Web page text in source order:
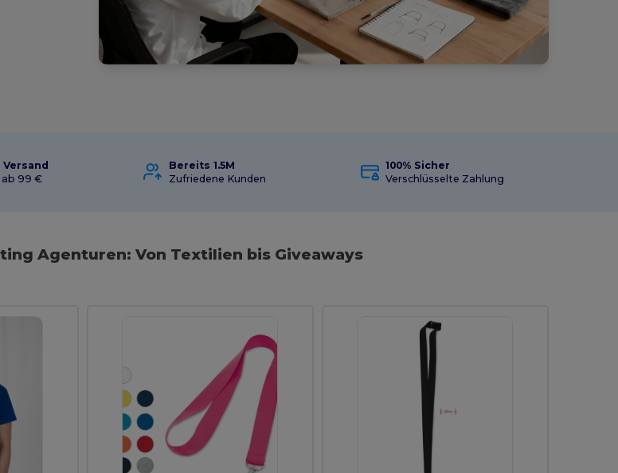
ab 99 €
Bereits 1.5M
Zufriedene Kunden
100% Sicher
Verschlüsselte Zahlung
Agenturen: Von Textilien bis Giveaways